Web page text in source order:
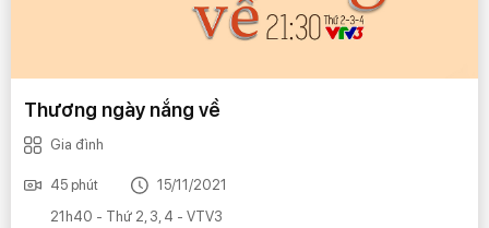
Thương ngày nắng về
Gia đình
45 phút
15/11/2021
21h40 - Thứ 2, 3, 4 - VTV3